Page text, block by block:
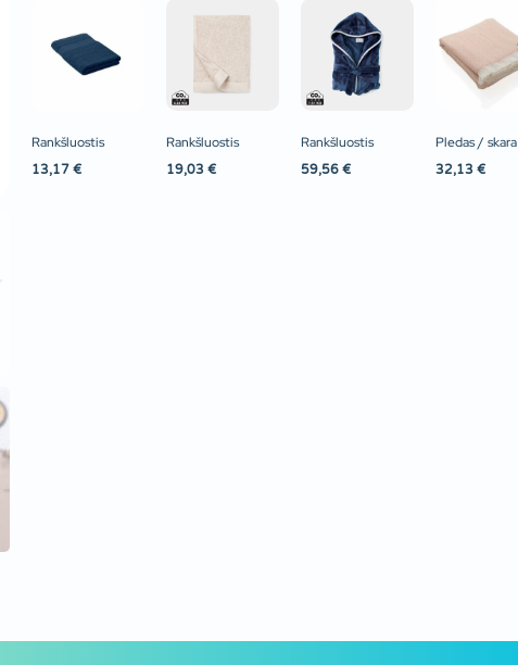
Rankšluostis
13,17 €
Rankšluostis
19,03 €
Rankšluostis
59,56 €
Pledas / skara
32,13 €